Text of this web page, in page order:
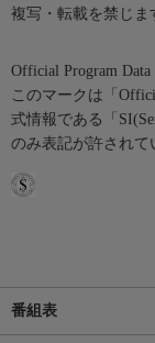
複写・転載を禁じま
Official Program
このマークは「
式情報である「
のみ表記が許されて
番組表